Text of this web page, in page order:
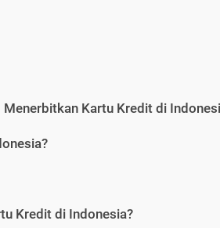
Menerbitkan Kartu Kredit di
Kredit di Indonesia?